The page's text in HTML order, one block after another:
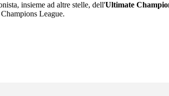
insieme ad altre stelle, dell'Ultimate
League.